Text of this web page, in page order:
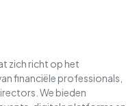
zich richt op het
financiële professionals,
We bieden